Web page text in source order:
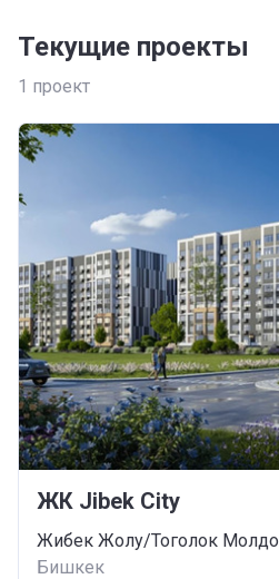
Текущие проекты
1 проект
ЖК Jibek City
Жибек Жолу/Тоголок Молдо
Бишкек